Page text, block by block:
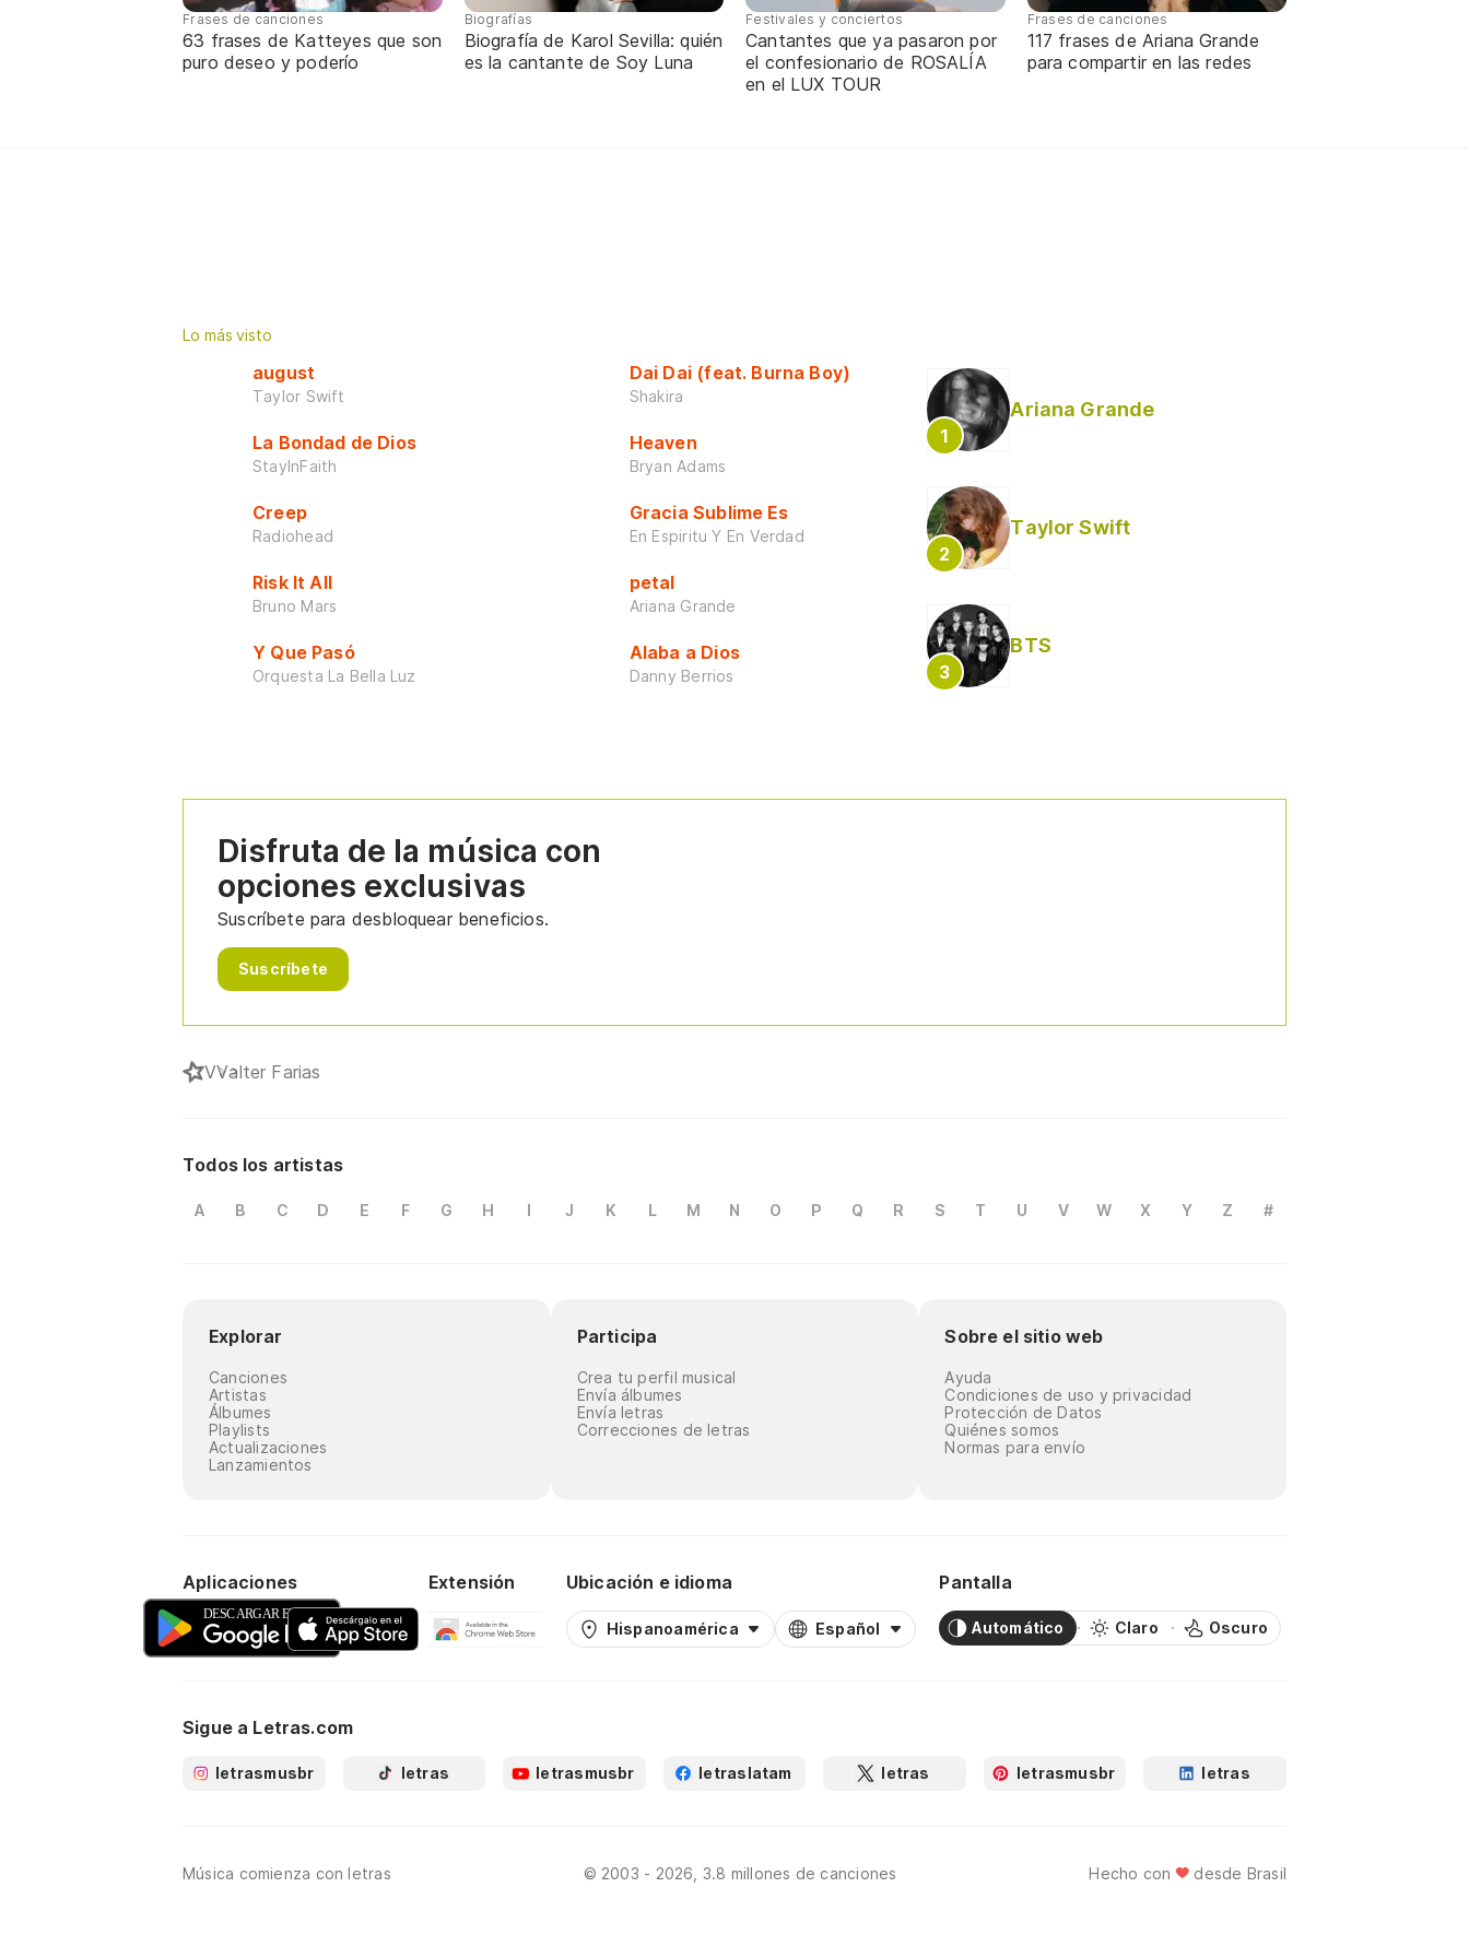
Frases de canciones
63 frases de Katteyes que son
puro deseo y poderío
Biografías
Biografía de Karol Sevilla: quién
es la cantante de Soy Luna
Festivales y conciertos
Cantantes que ya pasaron por
el confesionario de ROSALÍA
en el LUX TOUR
Frases de canciones
117 frases de Ariana Grande
para compartir en las redes
Lo más visto
august
Taylor Swift
La Bondad de Dios
StayInFaith
Creep
Radiohead
Risk It All
Bruno Mars
Y Que Pasó
Orquesta La Bella Luz
Dai Dai (feat. Burna Boy)
Shakira
Heaven
Bryan Adams
Gracia Sublime Es
En Espiritu Y En Verdad
petal
Ariana Grande
Alaba a Dios
Danny Berrios
Ariana Grande
Taylor Swift
BTS
Disfruta de la música con
opciones exclusivas
Suscríbete para desbloquear beneficios.
Suscríbete
VValter Farias
Todos los artistas
A B C D E F G H I J K L M N O P Q R S T U V W X Y Z #
Explorar
Canciones
Artistas
Álbumes
Playlists
Actualizaciones
Lanzamientos
Participa
Crea tu perfil musical
Envía álbumes
Envía letras
Correcciones de letras
Sobre el sitio web
Ayuda
Condiciones de uso y privacidad
Protección de Datos
Quiénes somos
Normas para envío
Aplicaciones Extensión Ubicación e idioma
Hispanoamérica Español
Pantalla
Automático Claro Oscuro
Sigue a Letras.com
letrasmusbr letras letrasmusbr letraslatam letras letrasmusbr letras
Música comienza con letras © 2003 - 2026, 3.8 millones de canciones Hecho con desde Brasil